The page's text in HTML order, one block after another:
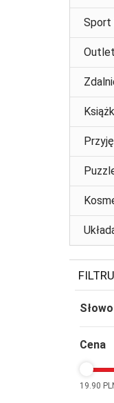
Sport
Outlet
Słowo
Cena
19.90